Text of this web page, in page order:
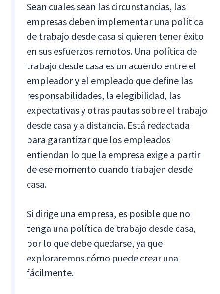
Sean cuales sean las circunstancias, las
empresas deben implementar una política
de trabajo desde casa si quieren tener éxito
en sus esfuerzos remotos. Una política de
trabajo desde casa es un acuerdo entre el
empleador y el empleado que define las
responsabilidades, la elegibilidad, las
expectativas y otras pautas sobre el trabajo
desde casa y a distancia. Está redactada
para garantizar que los empleados
entiendan lo que la empresa exige a partir
de ese momento cuando trabajen desde
casa.
Si dirige una empresa, es posible que no
tenga una política de trabajo desde casa,
por lo que debe quedarse, ya que
exploraremos cómo puede crear una
fácilmente.